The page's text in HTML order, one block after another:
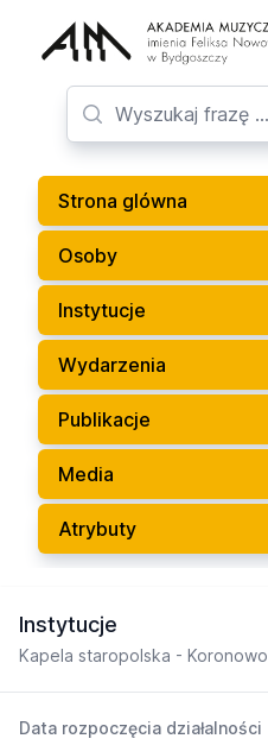
Strona glówna
Osoby
Instytucje
Wydarzenia
Publikacje
Media
Atrybuty
Instytucje
Kapela staropolska - Koronowo
Data rozpoczęcia działalności